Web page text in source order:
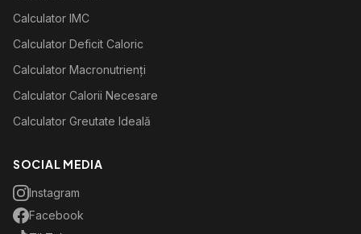
Calculator IMC
Calculator Deficit Caloric
Calculator Macronutrienți
Calculator Calorii Necesare
Calculator Greutate Ideală
SOCIAL MEDIA
Instagram
Facebook